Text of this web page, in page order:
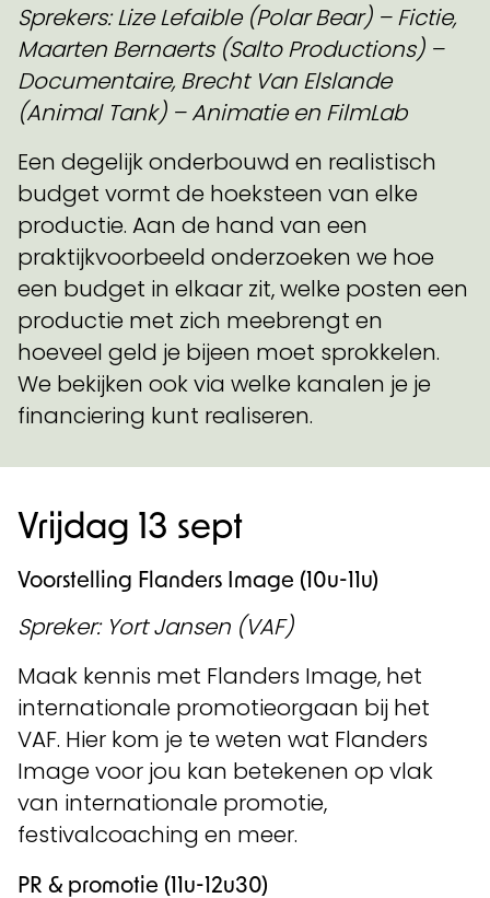
Sprekers: Lize Lefaible (Polar Bear) – Fictie,
Maarten Bernaerts (Salto Productions) –
Documentaire, Brecht Van Elslande
(Animal Tank) – Animatie en FilmLab
Een degelijk onderbouwd en realistisch
budget vormt de hoeksteen van elke
productie. Aan de hand van een
praktijkvoorbeeld onderzoeken we hoe
een budget in elkaar zit, welke posten een
productie met zich meebrengt en
hoeveel geld je bijeen moet sprokkelen.
We bekijken ook via welke kanalen je je
financiering kunt realiseren.
Vrijdag 13 sept
Voorstelling Flanders Image (10u-11u)
Spreker: Yort Jansen (VAF)
Maak kennis met Flanders Image, het
internationale promotieorgaan bij het
VAF. Hier kom je te weten wat Flanders
Image voor jou kan betekenen op vlak
van internationale promotie,
festivalcoaching en meer.
PR & promotie (11u-12u30)